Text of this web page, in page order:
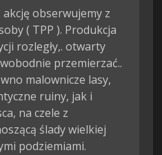
obserwujemy z
( TPP ). Produkcja
rozległy,. otwarty
przemierzać..
malownicze lasy,
ruiny, jak i
na czele z
ślady wielkiej
podziemiami.